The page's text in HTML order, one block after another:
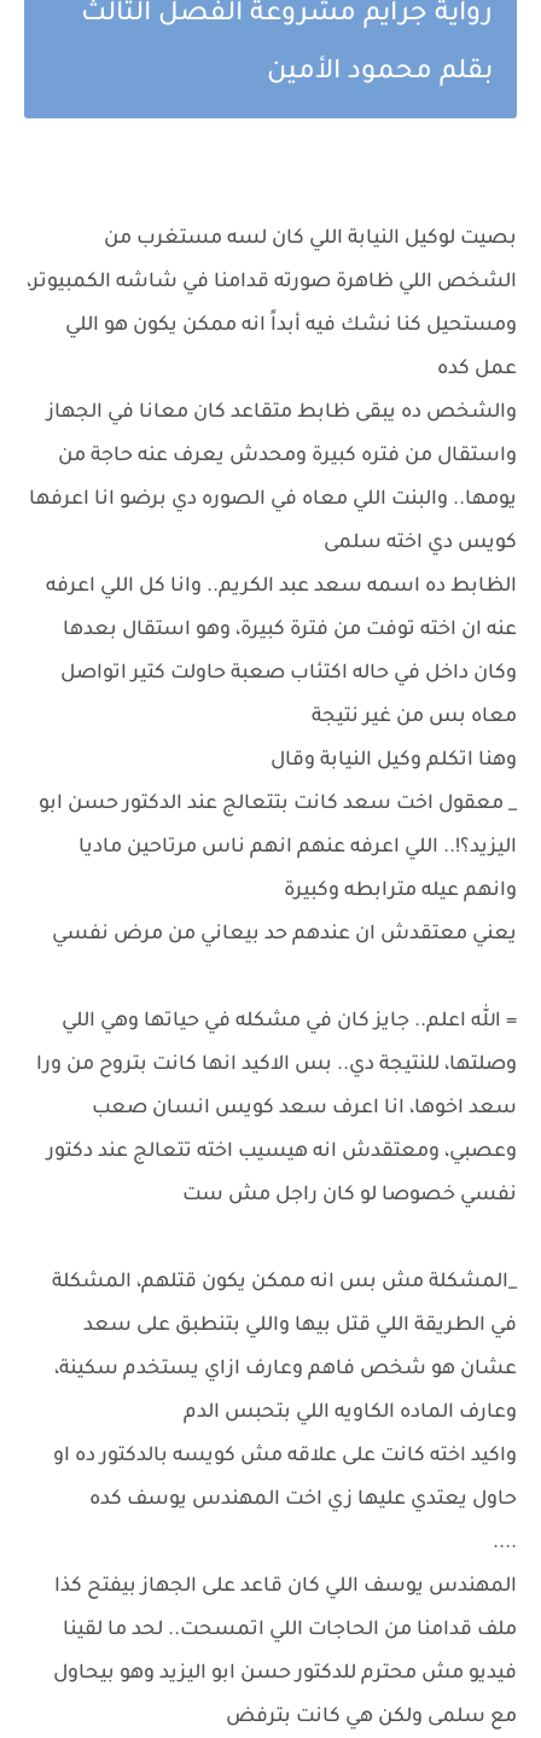
رواية جرايم مشروعة الفصل الثالث
بقلم محمود الأمين
بصيت لوكيل النيابة اللي كان لسه مستغرب من
الشخص اللي ظاهرة صورته قدامنا في شاشه الكمبيوتر،
ومستحيل كنا نشك فيه أبداً انه ممكن يكون هو اللي
عمل كده
والشخص ده يبقى ظابط متقاعد كان معانا في الجهاز
واستقال من فتره كبيرة ومحدش يعرف عنه حاجة من
يومها.. والبنت اللي معاه في الصوره دي برضو انا اعرفها
كويس دي اخته سلمى
الظابط ده اسمه سعد عبد الكريم.. وانا كل اللي اعرفه
عنه ان اخته توفت من فترة كبيرة، وهو استقال بعدها
وكان داخل في حاله اكتئاب صعبة حاولت كتير اتواصل
معاه بس من غير نتيجة
وهنا اتكلم وكيل النيابة وقال
_ معقول اخت سعد كانت بتتعالج عند الدكتور حسن ابو
اليزيد؟!.. اللي اعرفه عنهم انهم ناس مرتاحين ماديا
وانهم عيله مترابطه وكبيرة
يعني معتقدش ان عندهم حد بيعاني من مرض نفسي
= الله اعلم.. جايز كان في مشكله في حياتها وهي اللي
وصلتها، للنتيجة دي.. بس الاكيد انها كانت بتروح من ورا
سعد اخوها، انا اعرف سعد كويس انسان صعب
وعصبي، ومعتقدش انه هيسيب اخته تتعالج عند دكتور
نفسي خصوصا لو كان راجل مش ست
_المشكلة مش بس انه ممكن يكون قتلهم، المشكلة
في الطريقة اللي قتل بيها واللي بتنطبق على سعد
عشان هو شخص فاهم وعارف ازاي يستخدم سكينة،
وعارف الماده الكاويه اللي بتحبس الدم
واكيد اخته كانت على علاقه مش كويسه بالدكتور ده او
حاول يعتدي عليها زي اخت المهندس يوسف كده
....
المهندس يوسف اللي كان قاعد على الجهاز بيفتح كذا
ملف قدامنا من الحاجات اللي اتمسحت.. لحد ما لقينا
فيديو مش محترم للدكتور حسن ابو اليزيد وهو بيحاول
مع سلمى ولكن هي كانت بترفض